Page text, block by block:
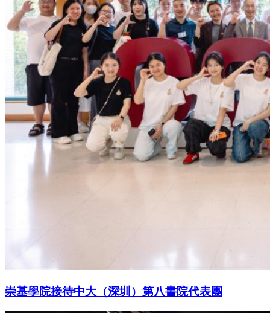
崇基學院接待中大（深圳）第八書院代表團